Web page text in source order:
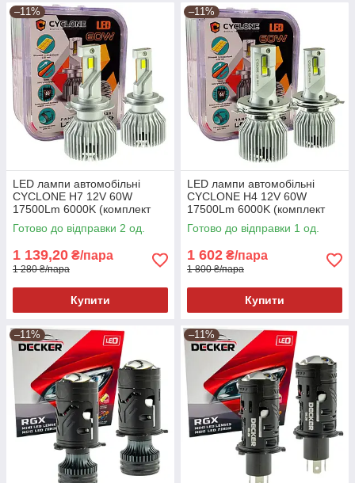
–11%
LED лампи автомобільні
CYCLONE H7 12V 60W
17500Lm 6000K (комплект
2шт)
Готово до відправки 2 од.
1 139,20 ₴/пара
1 280 ₴/пара
Купити
–11%
LED лампи автомобільні
CYCLONE H4 12V 60W
17500Lm 6000K (комплект
2шт)
Готово до відправки 1 од.
1 602 ₴/пара
1 800 ₴/пара
Купити
–11% –11%